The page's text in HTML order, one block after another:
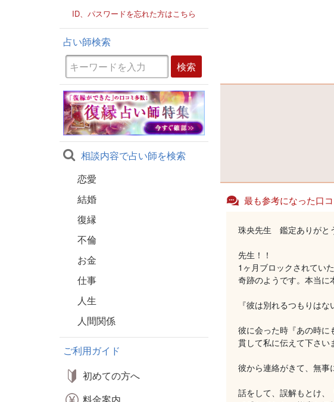
ID、パスワードを忘れた方はこちら
占い師検索
相談内容で占い師を検索
恋愛
結婚
復縁
不倫
お金
仕事
人生
人間関係
ご利用ガイド
初めての方へ
料金案内
最も参考になった口コ
珠央先生 鑑定ありがと
先生！！
1ヶ月ブロックされてい
奇跡のようです。本当に
『彼は別れるつもりは
彼に会った時『あの時に
貫して私に伝えて下さい
彼から連絡がきて、無事
話をして、誤解もとけ、